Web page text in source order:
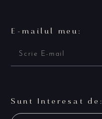
E-mailul meu:
Sunt Interesat de: